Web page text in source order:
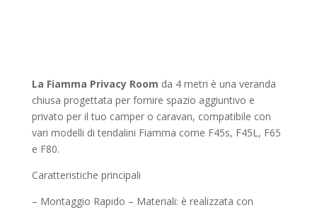
La Fiamma Privacy Room da 4 metri è una veranda
chiusa progettata per fornire spazio aggiuntivo e
privato per il tuo camper o caravan, compatibile con
vari modelli di tendalini Fiamma come F45s, F45L, F65
e F80.
Caratteristiche principali
– Montaggio Rapido – Materiali: è realizzata con